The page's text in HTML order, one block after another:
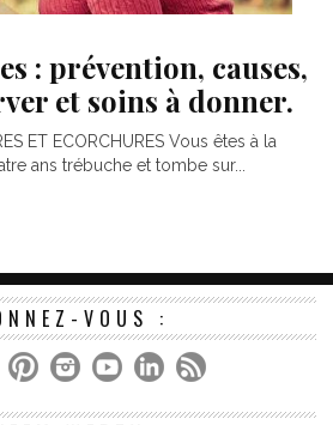
: prévention, causes,
et soins à donner.
ET ECORCHURES Vous êtes à la
ans trébuche et tombe sur...
VOUS :